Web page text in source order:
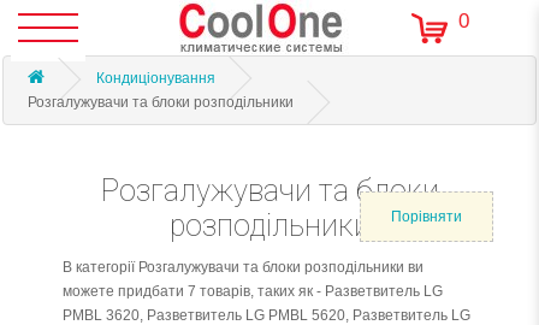
0
Кондиціонування
Розгалужувачи та блоки розподільники
Порівняти
Розгалужувачи та блоки
розподільники
В категорiї Розгалужувачи та блоки розподільники ви
можете придбати 7 товарів, таких як - Разветвитель LG
PMBL 3620, Разветвитель LG PMBL 5620, Разветвитель LG